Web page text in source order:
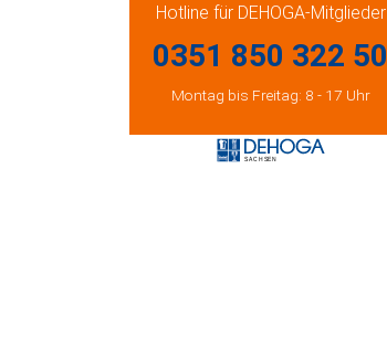
Hotline für DEHOGA-Mitglieder
0351 850 322 50
Montag bis Freitag: 8 - 17 Uhr